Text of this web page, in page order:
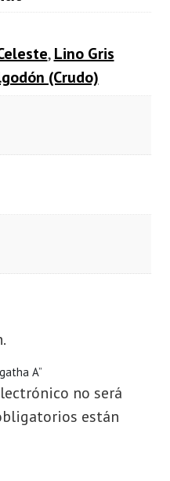
,Lino Gris
(Crudo)
A”
no será
están